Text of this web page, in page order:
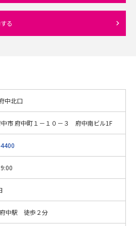
る
中北口
中市 府中町１－１０－３ 府中南ビル1F
中駅 徒歩２分